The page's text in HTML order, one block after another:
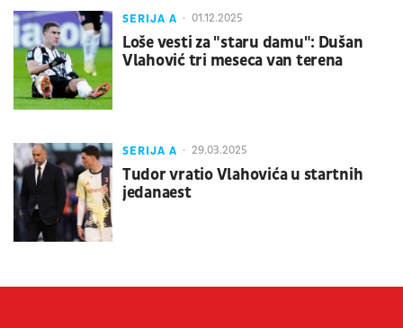
SERIJA A 01.12.2025
Loše vesti za "staru damu": Dušan
Vlahović tri meseca van terena
SERIJA A 29.03.2025
Tudor vratio Vlahovića u startnih
jedanaest